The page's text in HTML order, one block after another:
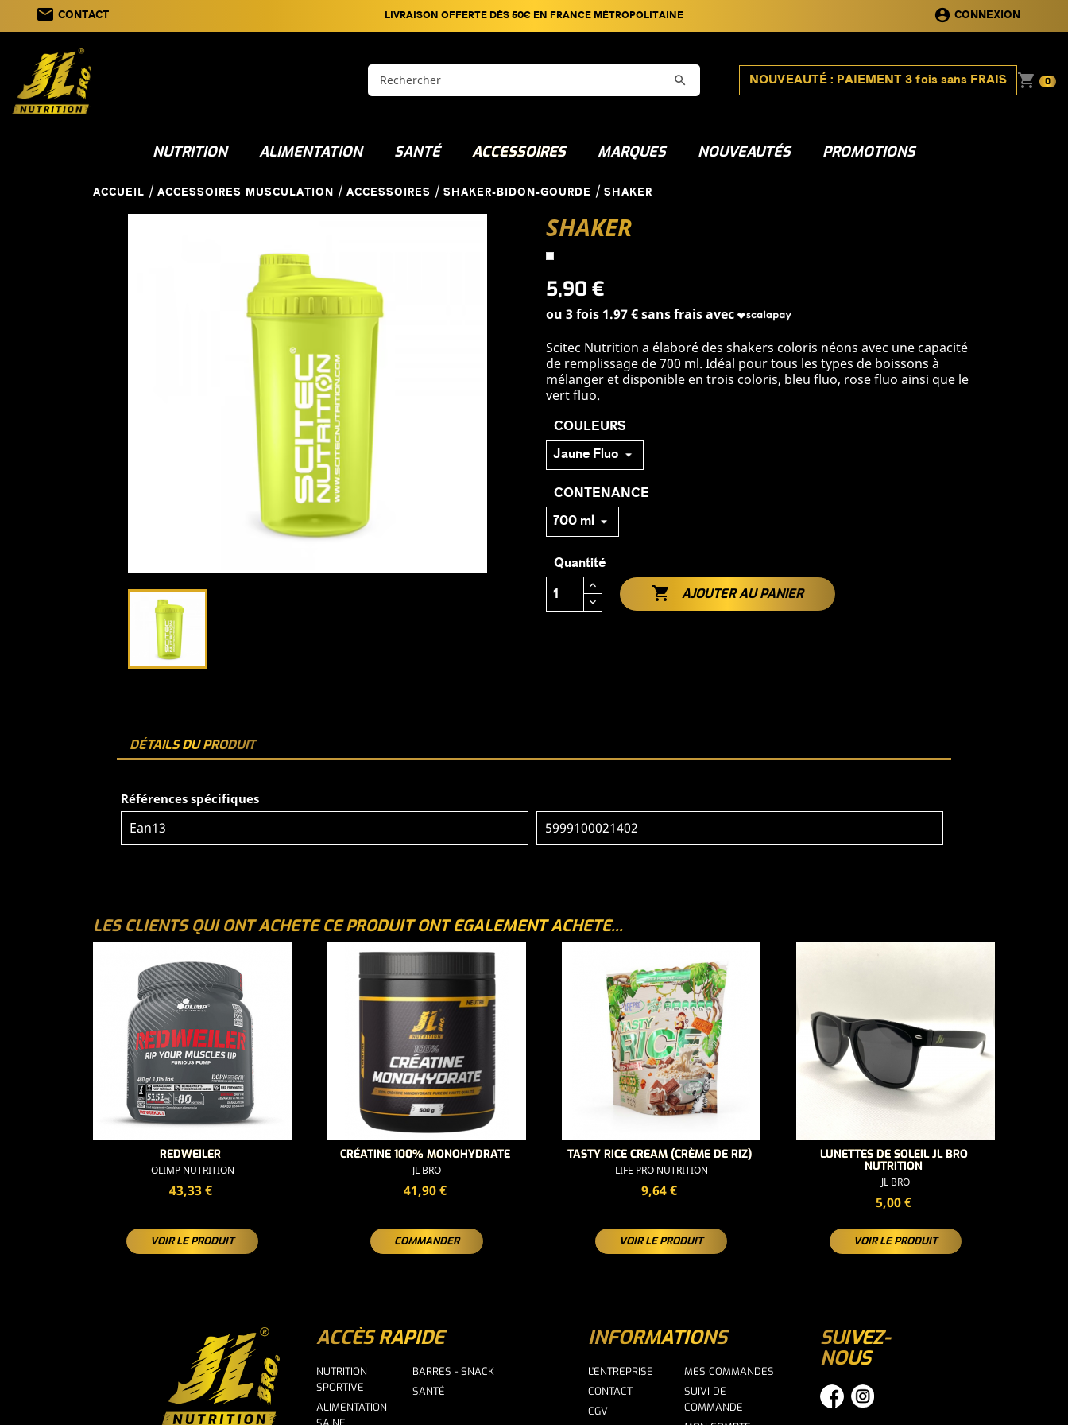
email CONTACT LIVRAISON OFFERTE DÈS 50€ EN FRANCE MÉTROPOLITAINE account_circle CONNEXION
 NOUVEAUTÉ : PAIEMENT 3 fois sans FRAIS shopping_cart 0
NUTRITION ALIMENTATION SANTÉ ACCESSOIRES MARQUES NOUVEAUTÉS PROMOTIONS
ACCUEIL ACCESSOIRES MUSCULATION ACCESSOIRES SHAKER-BIDON-GOURDE SHAKER
SHAKER
5,90 €
ou 3 fois 1.97 € sans frais avec
Scitec Nutrition a élaboré des shakers coloris néons avec une capacité
de remplissage de 700 ml. Idéal pour tous les types de boissons à
mélanger et disponible en trois coloris, bleu fluo, rose fluo ainsi que le
vert fluo.
COULEURS
CONTENANCE
Quantité
 AJOUTER AU PANIER
DÉTAILS DU PRODUIT
Références spécifiques
Ean13 5999100021402
LES CLIENTS QUI ONT ACHETÉ CE PRODUIT ONT ÉGALEMENT ACHETÉ...
REDWEILER
OLIMP NUTRITION
PRIX
43,33 €
VOIR LE PRODUIT
CRÉATINE 100% MONOHYDRATE
JL BRO
PRIX
41,90 €
COMMANDER
TASTY RICE CREAM (CRÈME DE RIZ)
LIFE PRO NUTRITION
PRIX
9,64 €
VOIR LE PRODUIT
LUNETTES DE SOLEIL JL BRO
NUTRITION
JL BRO
PRIX
5,00 €
VOIR LE PRODUIT
ACCÈS RAPIDE
NUTRITION
SPORTIVE
ALIMENTATION
BARRES - SNACK
SANTÉ
INFORMATIONS
L'ENTREPRISE
CONTACT
CGV
MES COMMANDES
SUIVI DE
COMMANDE
SUIVEZ-
NOUS